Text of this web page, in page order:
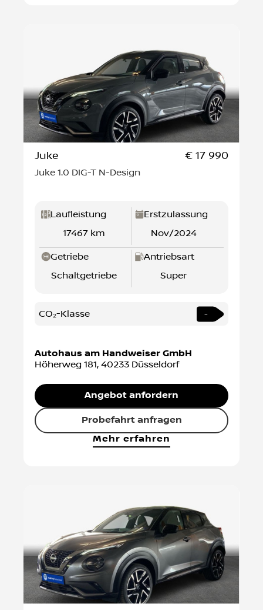
Juke € 17 990
Juke 1.0 DIG-T N-Design
Laufleistung
17467 km
Erstzulassung
Nov/2024
Getriebe
Schaltgetriebe
Antriebsart
Super
CO₂-Klasse -
Autohaus am Handweiser GmbH
Höherweg 181,40233 Düsseldorf
Angebot anfordern
Probefahrt anfragen
Mehr erfahren